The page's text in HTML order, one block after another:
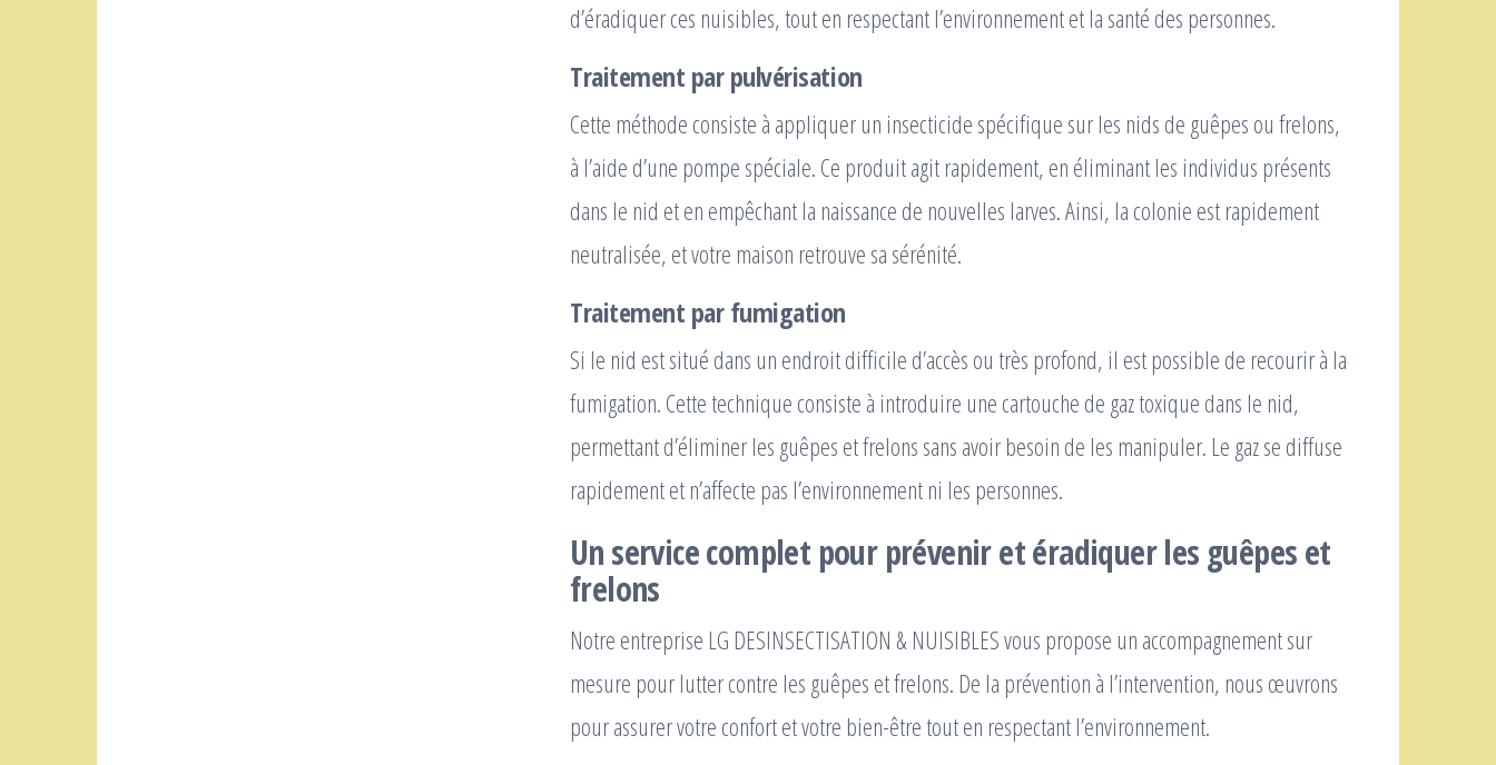
d’éradiquer ces nuisibles, tout en respectant l’environnement et la santé des personnes.
Traitement par pulvérisation
Cette méthode consiste à appliquer un insecticide spécifique sur les nids de guêpes ou frelons,
à l’aide d’une pompe spéciale. Ce produit agit rapidement, en éliminant les individus présents
dans le nid et en empêchant la naissance de nouvelles larves. Ainsi, la colonie est rapidement
neutralisée, et votre maison retrouve sa sérénité.
Traitement par fumigation
Si le nid est situé dans un endroit difficile d’accès ou très profond, il est possible de recourir à la
fumigation. Cette technique consiste à introduire une cartouche de gaz toxique dans le nid,
permettant d’éliminer les guêpes et frelons sans avoir besoin de les manipuler. Le gaz se diffuse
rapidement et n’affecte pas l’environnement ni les personnes.
Un service complet pour prévenir et éradiquer les guêpes et
frelons
Notre entreprise LG DESINSECTISATION & NUISIBLES vous propose un accompagnement sur
mesure pour lutter contre les guêpes et frelons. De la prévention à l’intervention, nous œuvrons
pour assurer votre confort et votre bien-être tout en respectant l’environnement.